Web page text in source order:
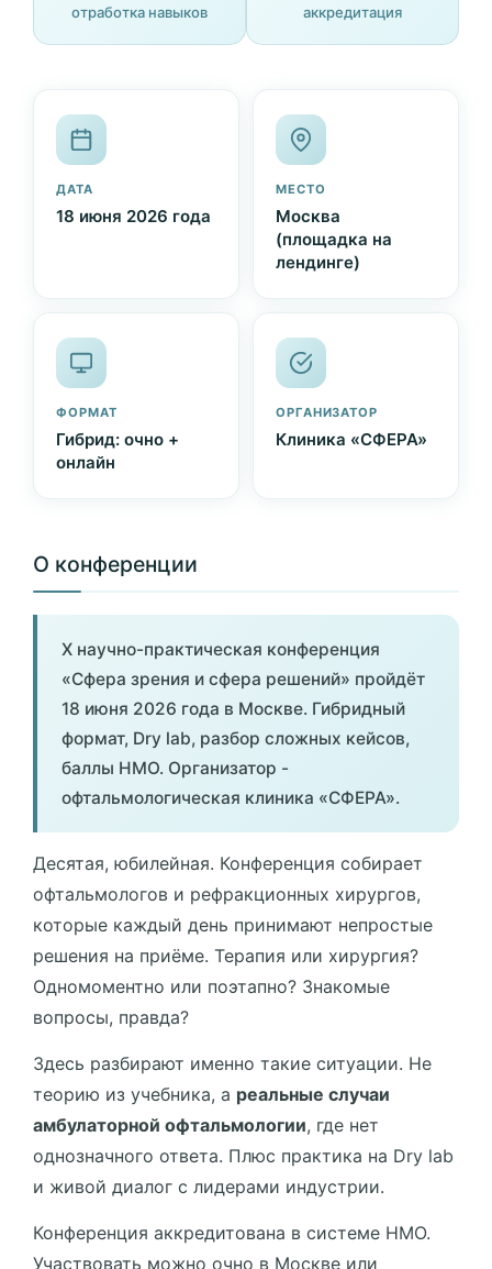
отработка навыков аккредитация
ДАТА
18 июня 2026 года
МЕСТО
Москва
(площадка на
лендинге)
ФОРМАТ
Гибрид: очно +
онлайн
ОРГАНИЗАТОР
Клиника «СФЕРА»
О конференции
X научно-практическая конференция
«Сфера зрения и сфера решений» пройдёт
18 июня 2026 года в Москве. Гибридный
формат, Dry lab, разбор сложных кейсов,
баллы НМО. Организатор -
офтальмологическая клиника «СФЕРА».
Десятая, юбилейная. Конференция собирает
офтальмологов и рефракционных хирургов,
которые каждый день принимают непростые
решения на приёме. Терапия или хирургия?
Одномоментно или поэтапно? Знакомые
вопросы, правда?
Здесь разбирают именно такие ситуации. Не
теорию из учебника, а реальные случаи
амбулаторной офтальмологии, где нет
однозначного ответа. Плюс практика на Dry lab
и живой диалог с лидерами индустрии.
Конференция аккредитована в системе НМО.
Участвовать можно очно в Москве или